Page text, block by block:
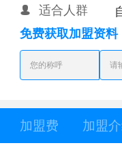
 适合人群
免费获取加盟资料
加盟费 加盟